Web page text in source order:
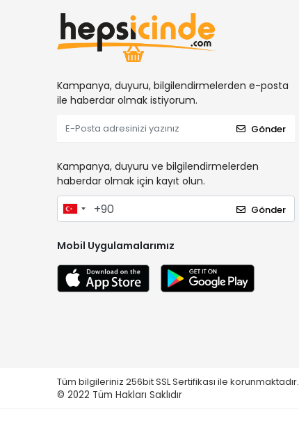
Kampanya, duyuru, bilgilendirmelerden e-posta
ile haberdar olmak istiyorum.
Gönder
Kampanya, duyuru ve bilgilendirmelerden
haberdar olmak için kayıt olun.
Gönder
Mobil Uygulamalarımız
Tüm bilgileriniz 256bit SSL Sertifikası ile korunmaktadır.
© 2022 Tüm Hakları Saklıdır